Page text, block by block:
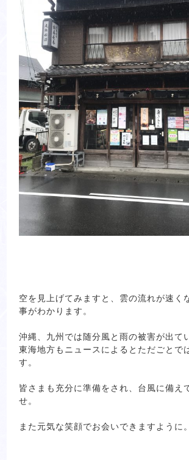
空を見上げてみますと、雲の流れが速く
事がわかります。
沖縄、九州では随分風と雨の被害が出て
東海地方もニュースによるとただごとで
す。
皆さまも充分に準備をされ、台風に備え
せ。
また元気な笑顔でお会いできますように。